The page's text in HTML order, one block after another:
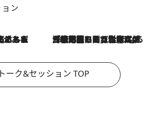
ン
2026.8.3
「住宅建てられない…」「サーチャージ料の高値が続いている」ホルムズ海峡封鎖による影響はいつまで続く？《エネルギー専門家に聞く“どうなる日本の暮らし”》
トーク&セッション TOP